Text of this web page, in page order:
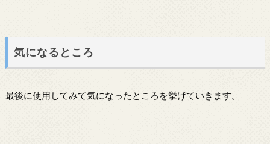
気になるところ
最後に使用してみて気になったところを挙げていきます。